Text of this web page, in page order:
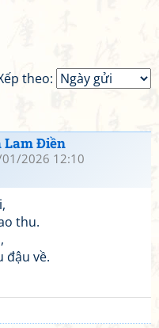
theo:
Lam Điền
2026 12:10
thu.
đậu về.